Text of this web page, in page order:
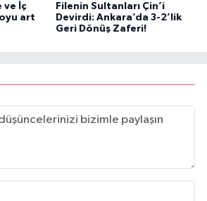
ve İç
art
Filenin Sultanları Çin’i
Devirdi: Ankara’da 3-2’lik
Geri Dönüş Zaferi!